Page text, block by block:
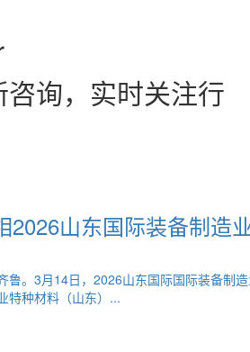
询，实时关注行
2026山东国际装备制造
鲁。3月14日，2026山东国际国际装备制
特种材料（山东）...